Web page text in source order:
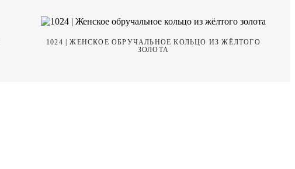
1024 | ЖЕНСКОЕ ОБРУЧАЛЬНОЕ КОЛЬЦО ИЗ ЖЁЛТОГО
ЗОЛОТА